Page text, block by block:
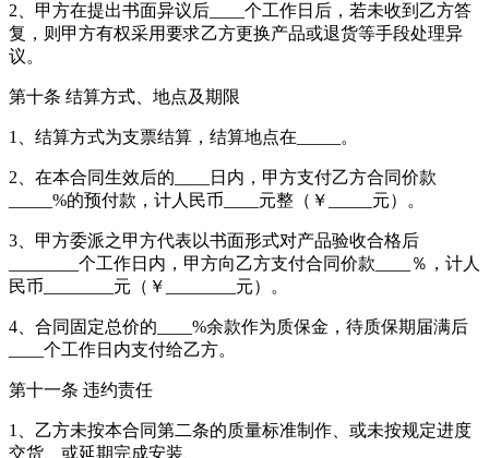
2、甲方在提出书面异议后____个工作日后，若未收到乙方答
复，则甲方有权采用要求乙方更换产品或退货等手段处理异
议。
第十条 结算方式、地点及期限
1、结算方式为支票结算，结算地点在_____。
2、在本合同生效后的____日内，甲方支付乙方合同价款
_____%的预付款，计人民币____元整（￥_____元）。
3、甲方委派之甲方代表以书面形式对产品验收合格后
________个工作日内，甲方向乙方支付合同价款____％，计人
民币________元（￥________元）。
4、合同固定总价的____%余款作为质保金，待质保期届满后
____个工作日内支付给乙方。
第十一条 违约责任
1、乙方未按本合同第二条的质量标准制作、或未按规定进度
交货、或延期完成安装、